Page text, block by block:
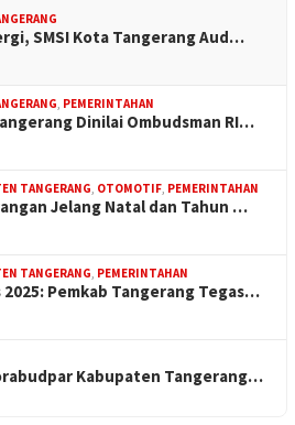
SMSI Kota Tangerang Aud…
, PEMERINTAHAN
Dinilai Ombudsman RI…
TANGERANG, OTOMOTIF, PEMERINTAHAN
Jelang Natal dan Tahun …
TANGERANG, PEMERINTAHAN
2025: Pemkab Tangerang Tegas…
Kabupaten Tangerang…